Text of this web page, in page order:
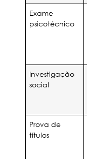
Exame
psicotécnico
Investigação
social
Prova de
títulos